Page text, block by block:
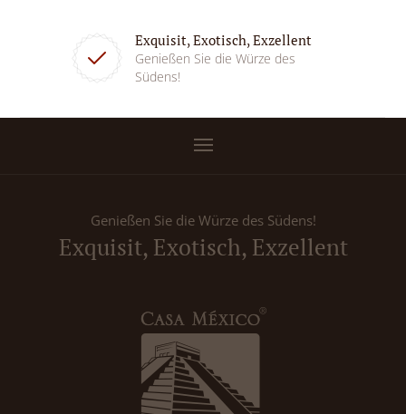
Exquisit, Exotisch, Exzellent
Genießen Sie die Würze des
Südens!
Genießen Sie die Würze des Südens!
Exquisit, Exotisch, Exzellent